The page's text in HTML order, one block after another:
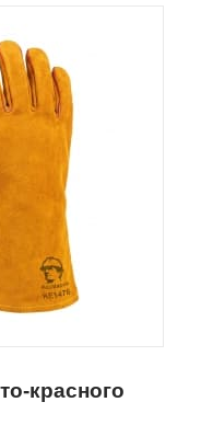
красного